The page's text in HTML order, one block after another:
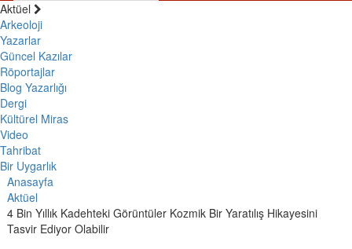
Aktüel
Arkeoloji
Yazarlar
Güncel Kazılar
Röportajlar
Blog Yazarlığı
Dergi
Kültürel Miras
Video
Tahribat
Bir Uygarlık
Anasayfa
Aktüel
4 Bin Yıllık Kadehteki Görüntüler Kozmik Bir Yaratılış Hikayesini
Tasvir Ediyor Olabilir